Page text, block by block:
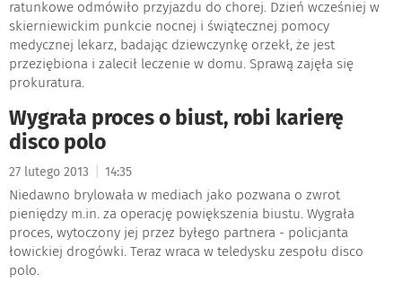
ratunkowe odmówiło przyjazdu do chorej. Dzień wcześniej w
skierniewickim punkcie nocnej i świątecznej pomocy
medycznej lekarz, badając dziewczynkę orzekł, że jest
przeziębiona i zalecił leczenie w domu. Sprawą zajęła się
prokuratura.
Wygrała proces o biust, robi karierę
disco polo
27 lutego 2013 14:35
Niedawno brylowała w mediach jako pozwana o zwrot
pieniędzy m.in. za operację powiększenia biustu. Wygrała
proces, wytoczony jej przez byłego partnera - policjanta
łowickiej drogówki. Teraz wraca w teledysku zespołu disco
polo.